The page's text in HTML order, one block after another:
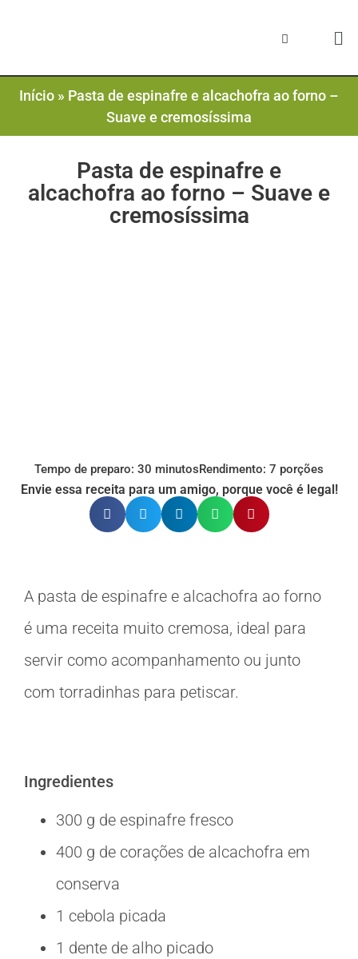
Início » Pasta de espinafre e alcachofra ao forno –
Suave e cremosíssima
Pasta de espinafre e
alcachofra ao forno – Suave e
cremosíssima
Tempo de preparo: 30 minutosRendimento: 7 porções
Envie essa receita para um amigo, porque você é legal!
A pasta de espinafre e alcachofra ao forno
é uma receita muito cremosa, ideal para
servir como acompanhamento ou junto
com torradinhas para petiscar.
Ingredientes
300 g de espinafre fresco
400 g de corações de alcachofra em
conserva
1 cebola picada
1 dente de alho picado